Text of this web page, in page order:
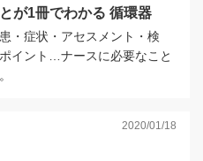
が1冊でわかる 循環器
・症状・アセスメント・検
イント…ナースに必要なこと
2020/01/18